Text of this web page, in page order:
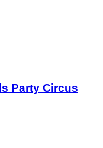
Party Circus